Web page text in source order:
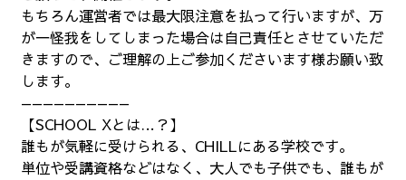
もちろん運営者では最大限注意を払って行いますが、万
が一怪我をしてしまった場合は自己責任とさせていただ
きますので、ご理解の上ご参加くださいます様お願い致
します。
——————————
【SCHOOL Xとは…？】
誰もが気軽に受けられる、CHILLにある学校です。
単位や受講資格などはなく、大人でも子供でも、誰もが